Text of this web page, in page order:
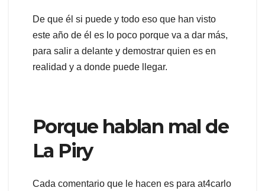
De que él si puede y todo eso que han visto
este año de él es lo poco porque va a dar más,
para salir a delante y demostrar quien es en
realidad y a donde puede llegar.
Porque hablan mal de
La Piry
Cada comentario que le hacen es para at4carlo